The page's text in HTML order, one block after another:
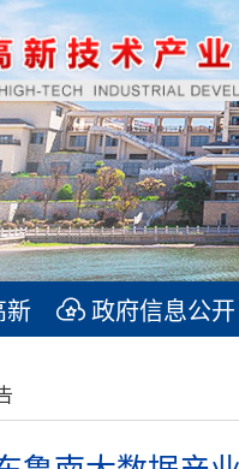
新 政府信息公开